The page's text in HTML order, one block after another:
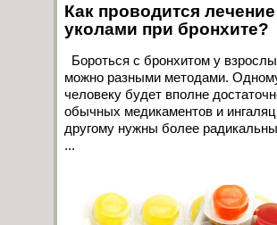
Как проводится лечение
уколами при бронхите?
Бороться с бронхитом у
можно разными методами.
человеку будет вполне
обычных медикаментов и
другому нужны более
...